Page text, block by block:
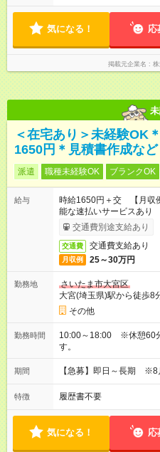
日勤務 所定労働時間 62
気になる！ 応
掲載元企業名
＜在宅あり＞未経験OK
1650円＊見積書作成など
派遣 職種未経験OK ブランクOK
給与
時給1650円＋交 【月収
能な速払いサービスあり
交通費別途支給あり
交通費 交通費支給あり
月収例 25～30万円
勤務地
さいたま市大宮区
大宮(埼玉県)駅から徒歩8
その他
勤務時間
10:00～18:00 ※休憩60
す。
期間 【急募】即日～長期 ※8
特徴 履歴書不要
気になる！ 応